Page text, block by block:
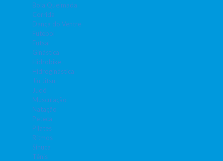
Bola Queimada
Corrida
Dança do Ventre
Futebol
Futsal
Ginástica
Hidrobike
Hidroginástica
Jiu Jitsu
Judô
Musculação
Natação
Peteca
Pilates
Ritmos
Sinuca
Tênis